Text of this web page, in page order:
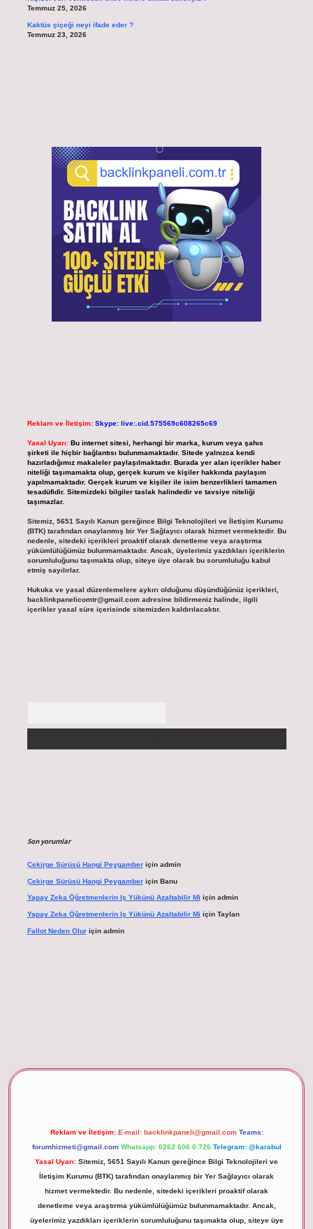
Temmuz 25, 2026
Kaktüs çiçeği neyi ifade eder ?
Temmuz 23, 2026
Reklam ve İletişim: Skype: live:.cid.575569c608265c69
Yasal Uyarı: Bu internet sitesi, herhangi bir marka, kurum veya şahıs
şirketi ile hiçbir bağlantısı bulunmamaktadır. Sitede yalnızca kendi
hazırladığımız makaleler paylaşılmaktadır. Burada yer alan içerikler haber
niteliği taşımamakta olup, gerçek kurum ve kişiler hakkında paylaşım
yapılmamaktadır. Gerçek kurum ve kişiler ile isim benzerlikleri tamamen
tesadüfidir. Sitemizdeki bilgiler taslak halindedir ve tavsiye niteliği
taşımazlar.
Sitemiz, 5651 Sayılı Kanun gereğince Bilgi Teknolojileri ve İletişim Kurumu
(BTK) tarafından onaylanmış bir Yer Sağlayıcı olarak hizmet vermektedir. Bu
nedenle, sitedeki içerikleri proaktif olarak denetleme veya araştırma
yükümlülüğümüz bulunmamaktadır. Ancak, üyelerimiz yazdıkları içeriklerin
sorumluluğunu taşımakta olup, siteye üye olarak bu sorumluluğu kabul
etmiş sayılırlar.
Hukuka ve yasal düzenlemelere aykırı olduğunu düşündüğünüz içerikleri,
backlinkpanelicomtr@gmail.comadresine bildirmeniz halinde, ilgili
içerikler yasal süre içerisinde sitemizden kaldırılacaktır.
Son yorumlar
Çekirge Sürüsü Hangi Peygamberiçin admin
Çekirge Sürüsü Hangi Peygamberiçin Banu
Yapay Zeka Öğretmenlerin Iş Yükünü Azaltabilir Mi için admin
Yapay Zeka Öğretmenlerin Iş Yükünü Azaltabilir Mi için Taylan
Fallot Neden Oluriçin admin
Reklam ve İletişim: E-mail: backlinkpaneli@gmail.com Teams:
forumhizmeti@gmail.com Whatsapp: 0262 606 0 726 Telegram: @karabul
Yasal Uyarı: Sitemiz, 5651 Sayılı Kanun gereğince Bilgi Teknolojileri ve
İletişim Kurumu (BTK) tarafından onaylanmış bir Yer Sağlayıcı olarak
hizmet vermektedir. Bu nedenle, sitedeki içerikleri proaktif olarak
denetleme veya araştırma yükümlülüğümüz bulunmamaktadır. Ancak,
üyelerimiz yazdıkları içeriklerin sorumluluğunu taşımakta olup, siteye üye